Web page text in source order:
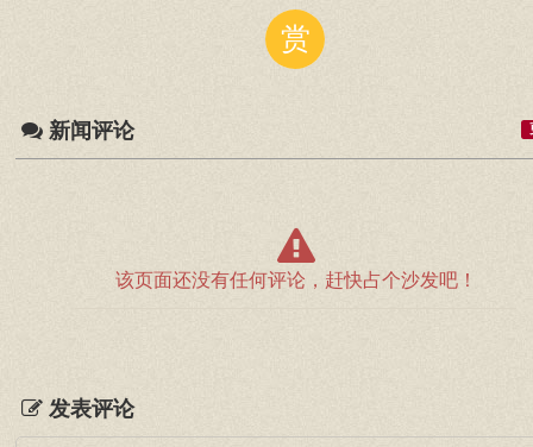
赏
新闻评论
该页面还没有任何评论，赶快占个沙发吧！
发表评论